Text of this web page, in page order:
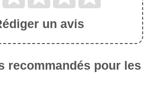
un avis
recommandés pour les